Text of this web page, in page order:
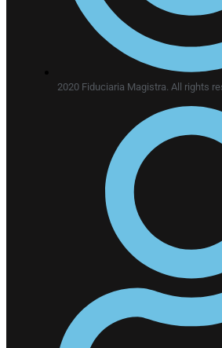
2020 Fiduciaria Magistra. All rights